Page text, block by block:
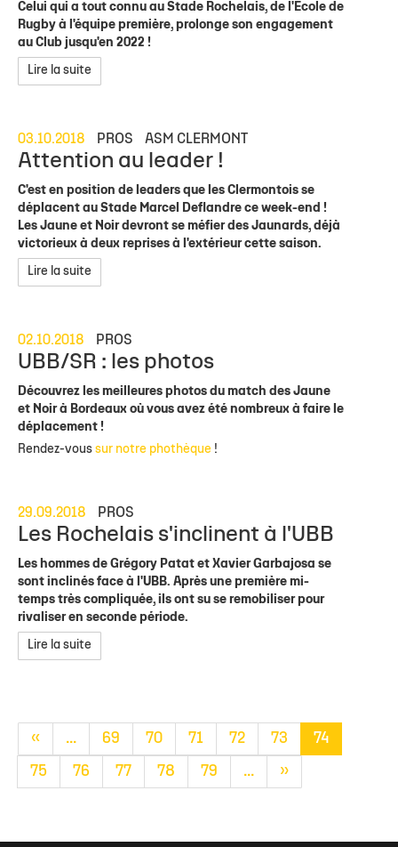
Celui qui a tout connu au Stade Rochelais, de l'École de
Rugby à l'équipe première, prolonge son engagement
au Club jusqu'en 2022 !
Lire la suite
03.10.2018 PROS ASM CLERMONT
Attention au leader !
C'est en position de leaders que les Clermontois se
déplacent au Stade Marcel Deflandre ce week-end !
Les Jaune et Noir devront se méfier des Jaunards, déjà
victorieux à deux reprises à l'extérieur cette saison.
Lire la suite
02.10.2018 PROS
UBB/SR : les photos
Découvrez les meilleures photos du match des Jaune
et Noir à Bordeaux où vous avez été nombreux à faire le
déplacement !
Rendez-vous sur notre phothèque !
29.09.2018 PROS
Les Rochelais s'inclinent à l'UBB
Les hommes de Grégory Patat et Xavier Garbajosa se
sont inclinés face à l'UBB. Après une première mi-
temps très compliquée, ils ont su se remobiliser pour
rivaliser en seconde période.
Lire la suite
« ... 69 70 71 72 73 74
75 76 77 78 79 ... »